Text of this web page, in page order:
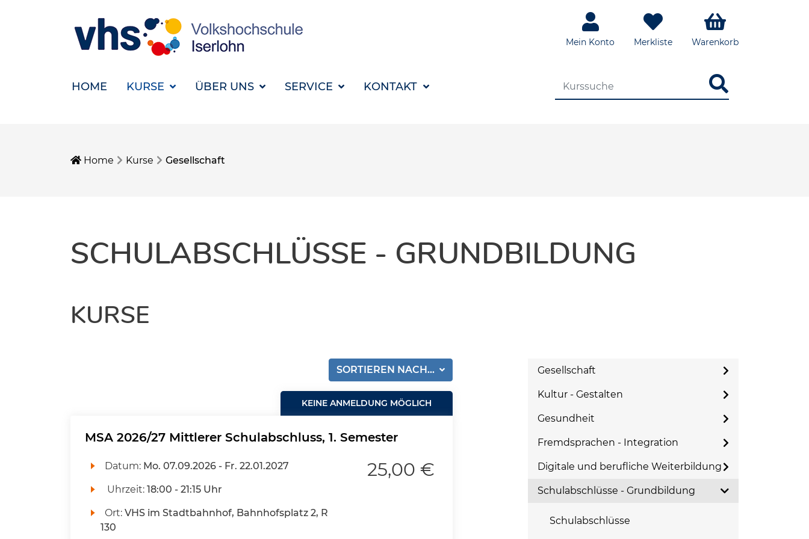
Mein Konto Merkliste Warenkorb
HOME KURSE ÜBER UNS SERVICE KONTAKT
Home Kurse Gesellschaft
SCHULABSCHLÜSSE - GRUNDBILDUNG
KURSE
SORTIEREN NACH...
KEINE ANMELDUNG MÖGLICH
MSA 2026/27 Mittlerer Schulabschluss, 1. Semester
Datum: Mo. 07.09.2026 - Fr. 22.01.2027
Uhrzeit: 18:00 - 21:15 Uhr
Ort: VHS im Stadtbahnhof, Bahnhofsplatz 2, R
130
25,00 €
Gesellschaft
Kultur - Gestalten
Gesundheit
Fremdsprachen - Integration
Digitale und berufliche Weiterbildung
Schulabschlüsse - Grundbildung
Schulabschlüsse